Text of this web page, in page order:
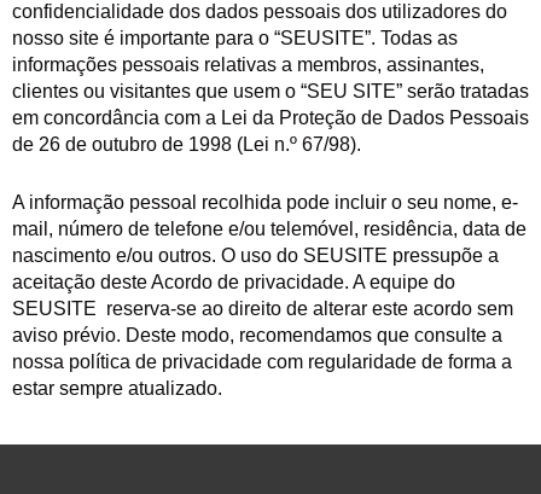
confidencialidade dos dados pessoais dos utilizadores do
nosso site é importante para o “SEUSITE”. Todas as
informações pessoais relativas a membros, assinantes,
clientes ou visitantes que usem o “SEU SITE” serão tratadas
em concordância com a Lei da Proteção de Dados Pessoais
de 26 de outubro de 1998 (Lei n.º 67/98).
A informação pessoal recolhida pode incluir o seu nome, e-
mail, número de telefone e/ou telemóvel, residência, data de
nascimento e/ou outros. O uso do SEUSITE pressupõe a
aceitação deste Acordo de privacidade. A equipe do
SEUSITE reserva-se ao direito de alterar este acordo sem
aviso prévio. Deste modo, recomendamos que consulte a
nossa política de privacidade com regularidade de forma a
estar sempre atualizado.